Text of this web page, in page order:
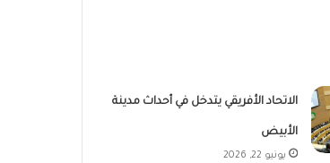
الاتحاد الأفريقي يتدخل في أحداث مدينة
الأبيض
يونيو 22, 2026